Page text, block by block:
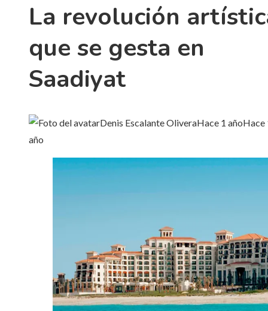
La revolución
que se gesta en
Saadiyat
Denis Escalante OliveraHace 1 añoHace
año